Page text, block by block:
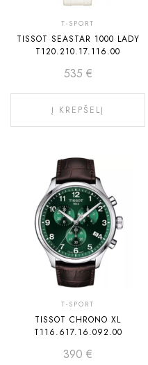
T-SPORT
TISSOT SEASTAR 1000 LADY
T120.210.17.116.00
535 €
Į KREPŠELĮ
T-SPORT
TISSOT CHRONO XL
T116.617.16.092.00
390 €